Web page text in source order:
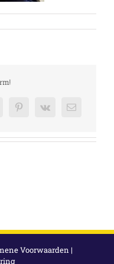
Tumblr PinterestVk
E-
Voorwaarden |